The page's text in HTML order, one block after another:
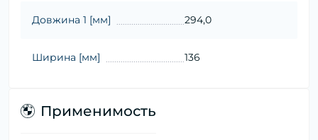
Довжина 1 [мм] 294,0
Ширина [мм] 136
Применимость